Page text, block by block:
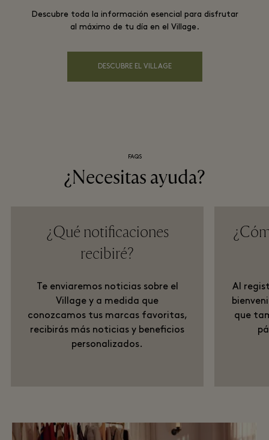
Descubre toda la información esencial para disfrutar
al máximo de tu día en el Village.
DESCUBRE EL VILLAGE
FAQS
¿Necesitas ayuda?
¿Qué notificaciones
recibiré?
Te enviaremos noticias sobre el
Village y a medida que
conozcamos tus marcas favoritas,
recibirás más noticias y beneficios
personalizados.
Al
que